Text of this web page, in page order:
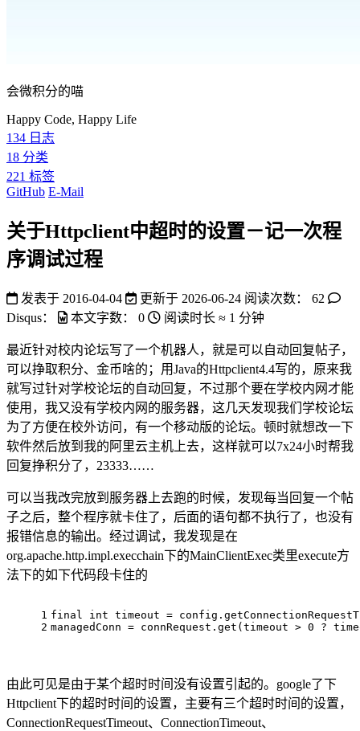
会微积分的喵
Happy Code, Happy Life
134 日志
18 分类
221 标签
GitHub E-Mail
关于Httpclient中超时的设置－记一次程
序调试过程
发表于 2016-04-04 更新于 2026-06-24 阅读次数：
62
Disqus：
本文字数： 0 阅读时长 ≈ 1 分钟
最近针对校内论坛写了一个机器人，就是可以自动回复帖子，
可以挣取积分、金币啥的；用Java的Httpclient4.4写的，原来我
就写过针对学校论坛的自动回复，不过那个要在学校内网才能
使用，我又没有学校内网的服务器，这几天发现我们学校论坛
为了方便在校外访问，有一个移动版的论坛。顿时就想改一下
软件然后放到我的阿里云主机上去，这样就可以7x24小时帮我
回复挣积分了，23333……
可以当我改完放到服务器上去跑的时候，发现每当回复一个帖
子之后，整个程序就卡住了，后面的语句都不执行了，也没有
报错信息的输出。经过调试，我发现是在
org.apache.http.impl.execchain下的MainClientExec类里execute方
法下的如下代码段卡住的
1
2
final int timeout =
managedConn = connRequest.get(timeout > 0 ?
由此可见是由于某个超时时间没有设置引起的。google了下
Httpclient下的超时时间的设置，主要有三个超时时间的设置，
ConnectionRequestTimeout、ConnectionTimeout、